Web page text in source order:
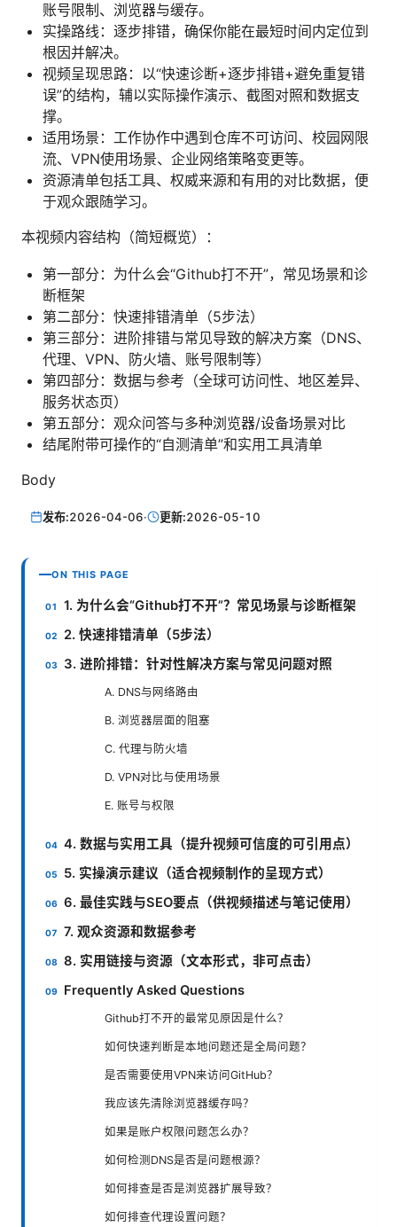
账号限制、浏览器与缓存。
实操路线：逐步排错，确保你能在最短时间内定位到
根因并解决。
视频呈现思路：以“快速诊断+逐步排错+避免重复错
误”的结构，辅以实际操作演示、截图对照和数据支
撑。
适用场景：工作协作中遇到仓库不可访问、校园网限
流、VPN使用场景、企业网络策略变更等。
资源清单包括工具、权威来源和有用的对比数据，便
于观众跟随学习。
本视频内容结构（简短概览）：
第一部分：为什么会“Github打不开”，常见场景和诊
断框架
第二部分：快速排错清单（5步法）
第三部分：进阶排错与常见导致的解决方案（DNS、
代理、VPN、防火墙、账号限制等）
第四部分：数据与参考（全球可访问性、地区差异、
服务状态页）
第五部分：观众问答与多种浏览器/设备场景对比
结尾附带可操作的“自测清单”和实用工具清单
Body
发布:2026-04-06· 更新:2026-05-10
ON THIS PAGE
1. 为什么会“Github打不开”？常见场景与诊断框架
2. 快速排错清单（5步法）
3. 进阶排错：针对性解决方案与常见问题对照
A. DNS与网络路由
B. 浏览器层面的阻塞
C. 代理与防火墙
D. VPN对比与使用场景
E. 账号与权限
4. 数据与实用工具（提升视频可信度的可引用点）
5. 实操演示建议（适合视频制作的呈现方式）
6. 最佳实践与SEO要点（供视频描述与笔记使用）
7. 观众资源和数据参考
8. 实用链接与资源（文本形式，非可点击）
Frequently Asked Questions
Github打不开的最常见原因是什么？
如何快速判断是本地问题还是全局问题？
是否需要使用VPN来访问GitHub？
我应该先清除浏览器缓存吗？
如果是账户权限问题怎么办？
如何检测DNS是否是问题根源？
如何排查是否是浏览器扩展导致？
如何排查代理设置问题？